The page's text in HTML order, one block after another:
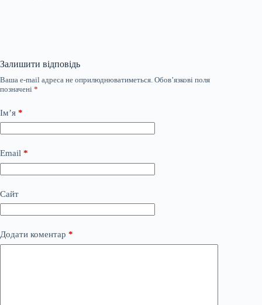
Залишити відповідь
Ваша e-mail адреса не оприлюднюватиметься. Обов’язкові поля
позначені *
Ім’я *
Email *
Сайт
Додати коментар *